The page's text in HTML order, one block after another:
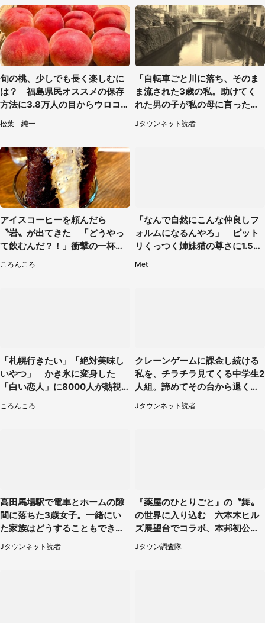
旬の桃、少しでも長く楽しむに
は？ 福島県民オススメの保存
方法に3.8万人の目からウロコ
「全国民が知りたかった！」
松葉 純一
「自転車ごと川に落ち、そのま
ま流された3歳の私。助けてく
れた男の子が私の母に言ったの
は...」（千葉県・20代女性）
Jタウンネット読者
アイスコーヒーを頼んだら
〝岩〟が出てきた 「どうやっ
て飲むんだ？！」衝撃の一杯が
ころんころ
「なんで自然にこんな仲良しフ
ォルムになるんやろ」 ピット
リくっつく姉妹猫の尊さに1.5万
Met
「札幌行きたい」「絶対美味し
いやつ」 かき氷に変身した
「白い恋人」に8000人が熱視
ころんころ
クレーンゲームに課金し続ける
私を、チラチラ見てくる中学生2
人組。諦めてその台から退く
と、後ろから声が（東京都・40
代女性）
Jタウンネット読者
高田馬場駅で電車とホームの隙
間に落ちた3歳女子。一緒にい
た家族はどうすることもできな
くて...（埼玉県・50代女性）
Jタウンネット読者
『薬屋のひとりごと』の〝舞〟
の世界に入り込む 六本木ヒル
ズ展望台でコラボ、本邦初公開
の「猫猫像」も【8／1～10／2
6】
Jタウン調査隊